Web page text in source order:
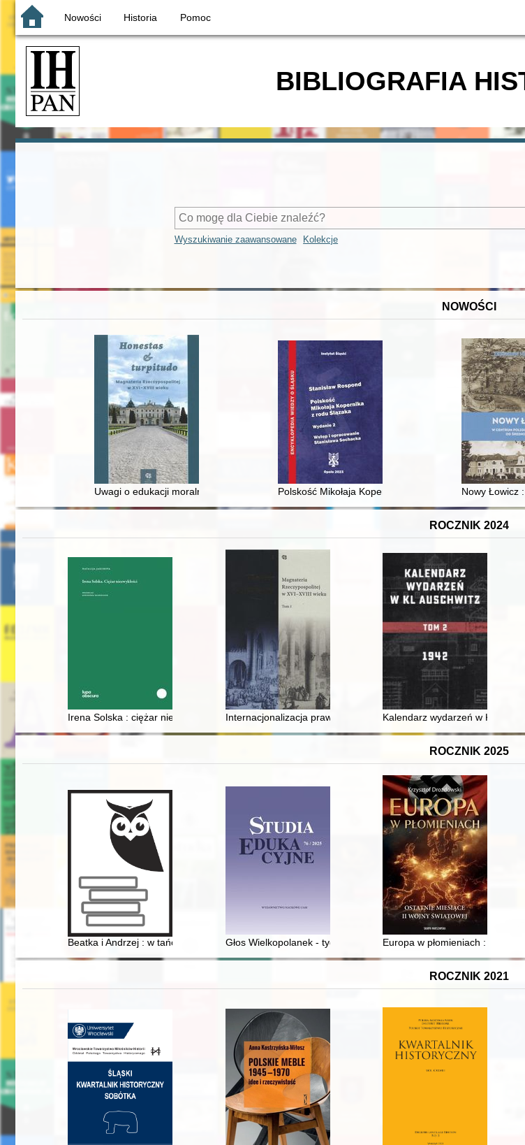
Nowości Historia Pomoc
BIBLIOGRAFIA
Wyszukiwanie zaawansowane Kolekcje
NOWOŚCI
Uwagi o edukacji moralnej synów szlacheckich w XVI-wiecznej Rzeczypospolitej
Polskość Mikołaja Kopernika z rodu ŚlązakaNowy Łowicz
ROCZNIK 2024
Irena Solska : ciężar niezwykłości Internacjonalizacja prawa magdeburskiego przez mieszkańców
Kalendarz wydarzeń w KL
ROCZNIK 2025
Beatka i Andrzej : w tańcu razem Głos Wielkopolanek - tygodnik społeczno-narodowy dla kobiet
Europa w płomieniach :
ROCZNIK 2021